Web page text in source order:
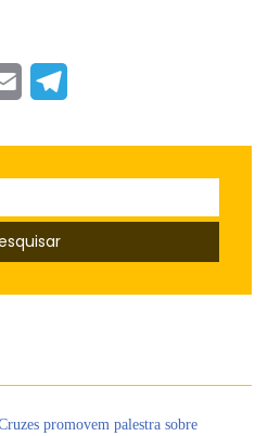
Email
promovem palestra sobre